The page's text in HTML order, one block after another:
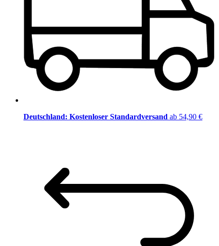
Deutschland: Kostenloser Standardversand ab 54,90 €